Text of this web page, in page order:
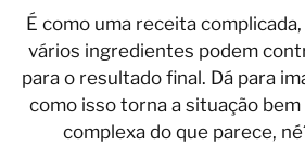
É como uma receita
vários ingredientes podem
para o resultado final. Dá para
como isso torna a situação bem
complexa do que parece,